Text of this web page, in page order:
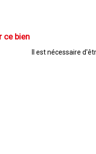
ce bien
Il est nécessaire